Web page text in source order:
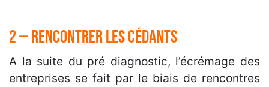
2 – Rencontrer les cédants
A la suite du pré diagnostic, l’écrémage des
entreprises se fait par le biais de rencontres